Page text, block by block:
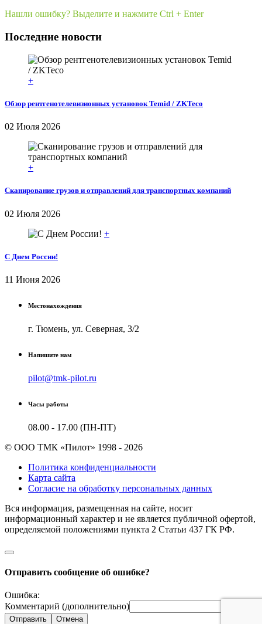
Нашли ошибку? Выделите и нажмите Ctrl + Enter
Последние новости
+
Обзор рентгенотелевизионных установок Temid / ZKTeco
02 Июля 2026
+
Сканирование грузов и отправлений для транспортных компаний
02 Июля 2026
+
С Днем России!
11 Июня 2026
Местонахождения
г. Тюмень, ул. Северная, 3/2
Напишите нам
pilot@tmk-pilot.ru
Часы работы
08.00 - 17.00 (ПН-ПТ)
© ООО ТМК «Пилот» 1998 - 2026
Политика конфиденциальности
Карта сайта
Согласие на обработку персональных данных
Вся информация, размещенная на сайте, носит
информационный характер и не является публичной офертой,
определяемой положениями пункта 2 Cтатьи 437 ГК РФ.
Отправить сообщение об ошибке?
Ошибка:
Комментарий (дополнительно)
Отправить Отмена